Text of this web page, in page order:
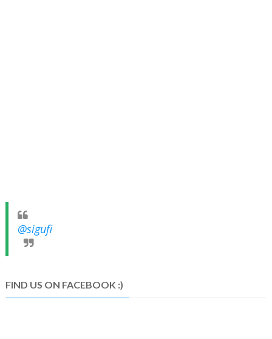
@sigufi
FIND US ON FACEBOOK :)